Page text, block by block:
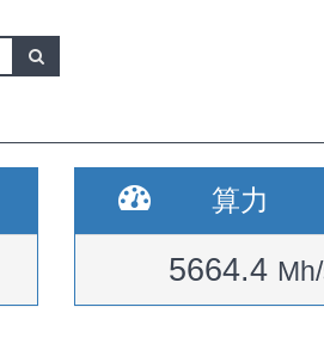
算力
5664.4